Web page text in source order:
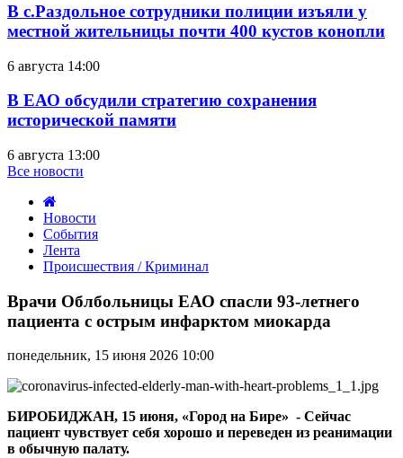
В с.Раздольное сотрудники полиции изъяли у
местной жительницы почти 400 кустов конопли
6 августа 14:00
В ЕАО обсудили стратегию сохранения
исторической памяти
6 августа 13:00
Все новости
Новости
События
Лента
Происшествия / Криминал
Облбольницы
спасли
летнего
пациента
с
острым
инфарктом
миокарда
Врачи Облбольницы ЕАО спасли 93-летнего
пациента с острым инфарктом миокарда
понедельник, 15 июня 2026 10:00
БИРОБИДЖАН, 15 июня, «Город на Бире» - Сейчас
пациент чувствует себя хорошо и переведен из реанимации
в обычную палату.